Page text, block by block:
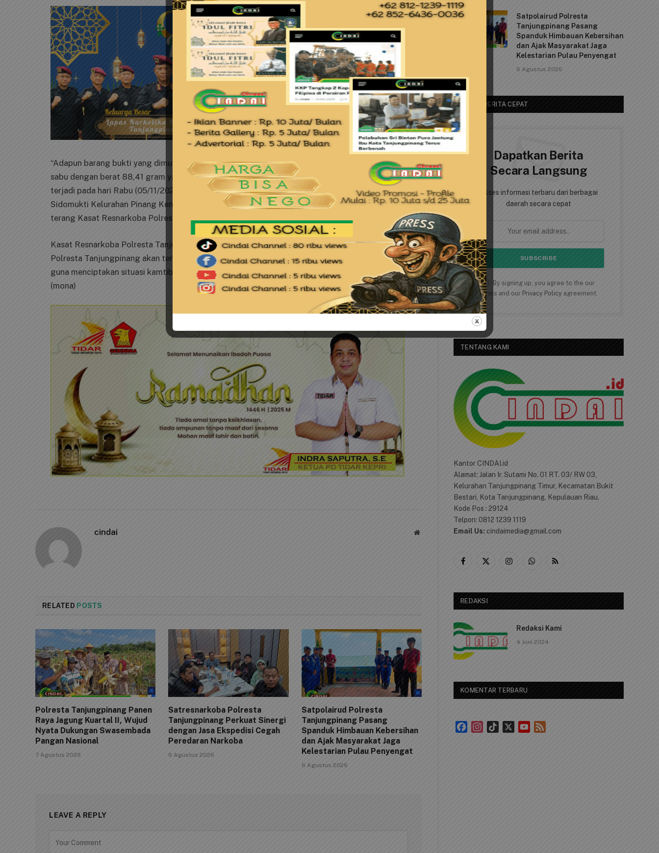
“Adapun barang bukti yang dimusnahkan adalah narkotika golongan I bukan tanaman jenis
sabu dengan berat 88,41 gram yang disita dalam perkara dugaan tindak pidana Narkotika yang
terjadi pada hari Rabu (05/11/2025) sekira pukul 00.15 WIB di sebuah rumah yang terletak di Kp.
Sidomukti Kelurahan Pinang Kencana, Kecamatan Tanjungpinang Timur Kota Tanjungpinang”,
terang Kasat Resnarkoba Polresta Tanjungpinang AKP Lajun Siado Sianturi, S.I.K
Kasat Resnarkoba Polresta Tanjungpinang AKP Lajun Siado Sianturi, S.I.K menyampaikan
Polresta Tanjungpinang akan terus meningkatkan upaya pemberantasan peredaran narkotika
guna menciptakan situasi kamtibmas yang aman dan kondusif di wilayah Kota Tanjungpinang.
(mona)
cindai Website
RELATED POSTS
Polresta Tanjungpinang Panen
Raya Jagung Kuartal II, Wujud
Nyata Dukungan Swasembada
Pangan Nasional
7 Agustus 2026
Satresnarkoba Polresta
Tanjungpinang Perkuat Sinergi
dengan Jasa Ekspedisi Cegah
Peredaran Narkoba
6 Agustus 2026
Satpolairud Polresta
Tanjungpinang Pasang
Spanduk Himbauan Kebersihan
dan Ajak Masyarakat Jaga
Kelestarian Pulau Penyengat
6 Agustus 2026
LEAVE A REPLY
Satpolairud Polresta
Tanjungpinang Pasang
Spanduk Himbauan Kebersihan
dan Ajak Masyarakat Jaga
Kelestarian Pulau Penyengat
6 Agustus 2026
AKSES BERITA CEPAT
Dapatkan Berita
Secara Langsung
Akses informasi terbaru dari berbagai
daerah secara cepat
By signing up, you agree to the our
terms and our Privacy Policy agreement.
TENTANG KAMI
Kantor CINDAI.id
Alamat: Jalan Ir. Sutami No. 01 RT. 03/ RW 03,
Kelurahan Tanjungpinang Timur, Kecamatan Bukit
Bestari, Kota Tanjungpinang, Kepulauan Riau.
Kode Pos : 29124
Telpon: 0812 1239 1119
Email Us: cindaimedia@gmail.com
Facebook
X
InstagramWhatsApp
RSS
REDAKSI
Redaksi Kami
4 Juni 2024
KOMENTAR TERBARU
FacebookInstagram
TikTok
YouTube